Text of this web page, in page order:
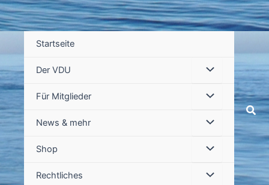
Startseite
Der VDU
Für Mitglieder
News & mehr
Shop
Rechtliches